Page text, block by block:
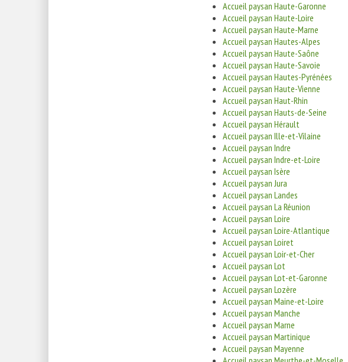
Accueil paysan Haute-Garonne
Accueil paysan Haute-Loire
Accueil paysan Haute-Marne
Accueil paysan Hautes-Alpes
Accueil paysan Haute-Saône
Accueil paysan Haute-Savoie
Accueil paysan Hautes-Pyrénées
Accueil paysan Haute-Vienne
Accueil paysan Haut-Rhin
Accueil paysan Hauts-de-Seine
Accueil paysan Hérault
Accueil paysan Ille-et-Vilaine
Accueil paysan Indre
Accueil paysan Indre-et-Loire
Accueil paysan Isère
Accueil paysan Jura
Accueil paysan Landes
Accueil paysan La Réunion
Accueil paysan Loire
Accueil paysan Loire-Atlantique
Accueil paysan Loiret
Accueil paysan Loir-et-Cher
Accueil paysan Lot
Accueil paysan Lot-et-Garonne
Accueil paysan Lozère
Accueil paysan Maine-et-Loire
Accueil paysan Manche
Accueil paysan Marne
Accueil paysan Martinique
Accueil paysan Mayenne